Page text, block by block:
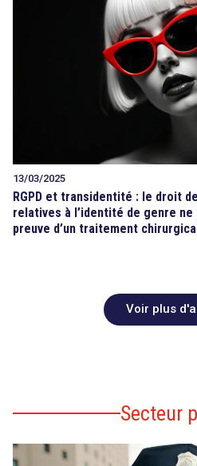
13/03/2025
RGPD et transidentité : le droit
relatives à l’identité de genre
preuve d’un traitement chirurgical
Voir plus
Secteur